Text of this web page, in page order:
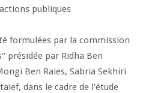
publiques
formulées par la commission
par Ridha Ben
Ben Raies, Sabria Sekhiri
dans le cadre de l'étude